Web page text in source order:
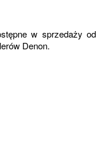
w sprzedaży od
Denon.